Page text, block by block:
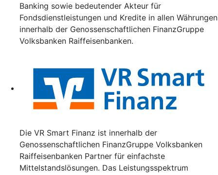
Banking sowie bedeutender Akteur für
Fondsdienstleistungen und Kredite in allen Währungen
innerhalb der Genossenschaftlichen FinanzGruppe
Volksbanken Raiffeisenbanken.
Die VR Smart Finanz ist innerhalb der
Genossenschaftlichen FinanzGruppe Volksbanken
Raiffeisenbanken Partner für einfachste
Mittelstandslösungen. Das Leistungsspektrum